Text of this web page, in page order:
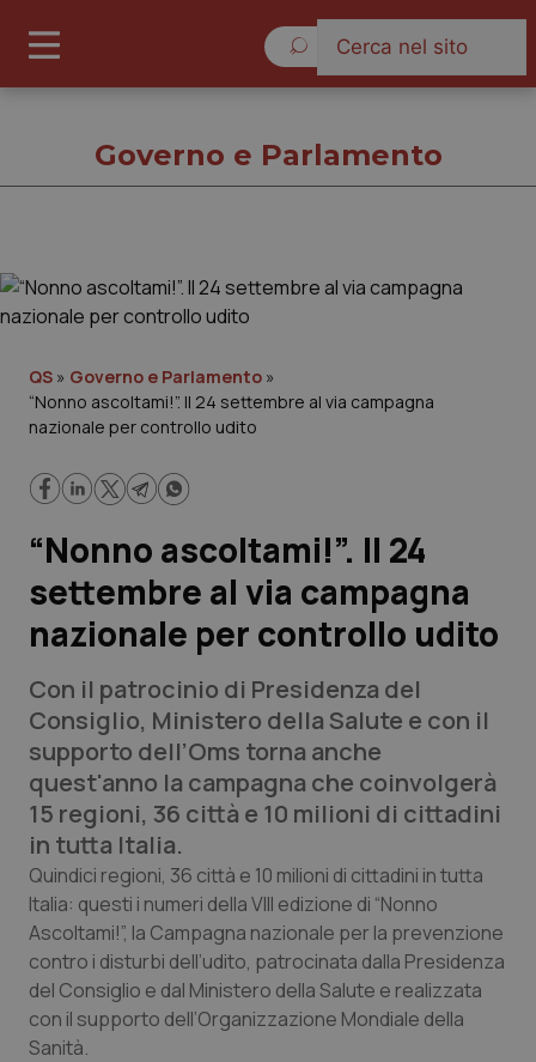
Governo e Parlamento
Regioni e Asl
Lavoro e Professioni
Scienza e Farmaci
Studi e Analisi
Lettere al direttore
Edizioni Regionali
QS Pro
Professionisti Sanitari.AI
Abruzzo
Basilicata
QS Pro Gold
Artrite & artrosi
QS Club Newsletter
Governo e Parlamento
QS » Governo e Parlamento »
“Nonno ascoltami!”. Il 24 settembre al via campagna
nazionale per controllo udito
“Nonno ascoltami!”. Il 24
settembre al via campagna
nazionale per controllo udito
Con il patrocinio di Presidenza del
Consiglio, Ministero della Salute e con il
supporto dell’Oms torna anche
quest'anno la campagna che coinvolgerà
15 regioni, 36 città e 10 milioni di cittadini
in tutta Italia.
Quindici regioni, 36 città e 10 milioni di cittadini in tutta
Italia: questi i numeri della VIII edizione di “Nonno
Ascoltami!”, la Campagna nazionale per la prevenzione
contro i disturbi dell’udito, patrocinata dalla Presidenza
del Consiglio e dal Ministero della Salute e realizzata
con il supporto dell’Organizzazione Mondiale della
Sanità.